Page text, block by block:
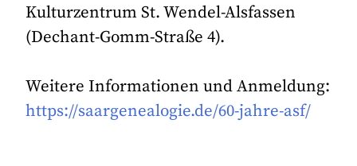
Kulturzentrum St. Wendel-Alsfassen
(Dechant-Gomm-Straße 4).
Weitere Informationen und Anmeldung:
https://saargenealogie.de/60-jahre-asf/